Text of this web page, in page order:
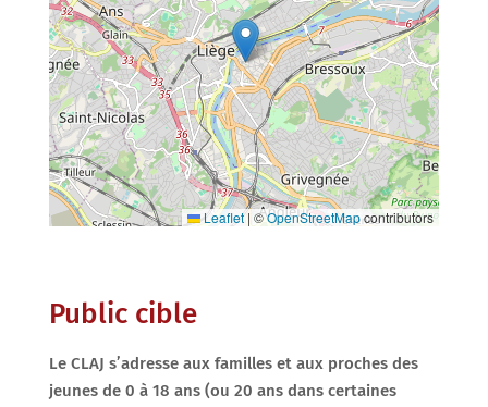
Leaflet | ©OpenStreetMapcontributors
Public cible
Le CLAJ s’adresse aux familles et aux proches des
jeunes de 0 à 18 ans (ou 20 ans dans certaines